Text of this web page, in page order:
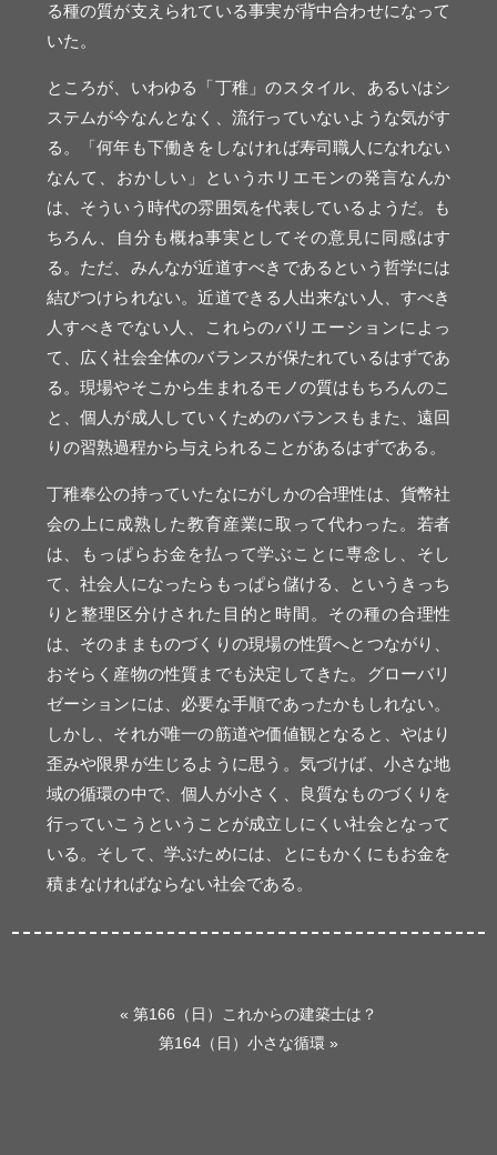
る種の質が支えられている事実が背中合わせになって
いた。
ところが、いわゆる「丁稚」のスタイル、あるいはシ
ステムが今なんとなく、流行っていないような気がす
る。「何年も下働きをしなければ寿司職人になれない
なんて、おかしい」というホリエモンの発言なんか
は、そういう時代の雰囲気を代表しているようだ。も
ちろん、自分も概ね事実としてその意見に同感はす
る。ただ、みんなが近道すべきであるという哲学には
結びつけられない。近道できる人出来ない人、すべき
人すべきでない人、これらのバリエーションによっ
て、広く社会全体のバランスが保たれているはずであ
る。現場やそこから生まれるモノの質はもちろんのこ
と、個人が成人していくためのバランスもまた、遠回
りの習熟過程から与えられることがあるはずである。
丁稚奉公の持っていたなにがしかの合理性は、貨幣社
会の上に成熟した教育産業に取って代わった。若者
は、もっぱらお金を払って学ぶことに専念し、そし
て、社会人になったらもっぱら儲ける、というきっち
りと整理区分けされた目的と時間。その種の合理性
は、そのままものづくりの現場の性質へとつながり、
おそらく産物の性質までも決定してきた。グローバリ
ゼーションには、必要な手順であったかもしれない。
しかし、それが唯一の筋道や価値観となると、やはり
歪みや限界が生じるように思う。気づけば、小さな地
域の循環の中で、個人が小さく、良質なものづくりを
行っていこうということが成立しにくい社会となって
いる。そして、学ぶためには、とにもかくにもお金を
積まなければならない社会である。
« 第166（日）これからの建築士は？
第164（日）小さな循環 »